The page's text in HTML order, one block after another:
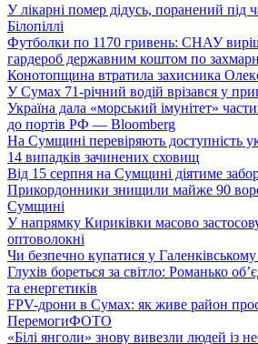
У лікарні помер дідусь, поранений під
Білопіллі
Футболки по 1170 гривень: СНАУ
гардероб державним коштом по
Конотопщина втратила захисника
У Сумах 71-річний водій врізався у
Україна дала «морський імунітет»
до портів РФ — Bloomberg
На Сумщині перевіряють доступність
14 випадків зачинених сховищ
Від 15 серпня на Сумщині діятиме
Прикордонники знищили майже 90
Сумщині
У напрямку Кириківки масово
оптоволокні
Чи безпечно купатися у
Глухів бореться за світло: Романько
та енергетиків
FPV-дрони в Сумах: як живе район
ПеремогиФОТО
«Білі янголи» знову вивезли людей із